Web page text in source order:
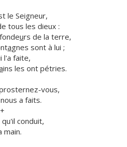
le Seigneur,
tous les dieux :
urs de la terre,
agnes sont à lui ;
l'a faite,
ins les ont pétries.
vous,
a faits.
conduit,
main.